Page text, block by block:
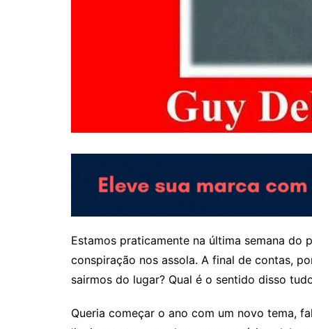
Estamos praticamente na última semana do
conspiração nos assola. A final de contas,
sairmos do lugar? Qual é o sentido disso
Queria começar o ano com um novo tema,